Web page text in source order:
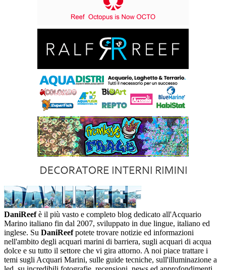
DaniReefè il più vasto e completo blog dedicato all'Acquario
Marino italiano fin dal 2007, sviluppato in due lingue, italiano ed
inglese. Su DaniReefpotete trovare notizie ed informazioni
nell'ambito degli acquari marini di barriera, sugli acquari di acqua
dolce e su tutto il settore che vi gira attorno. A noi piace trattare i
temi sugli Acquari Marini, sulle guide tecniche, sull'illuminazione a